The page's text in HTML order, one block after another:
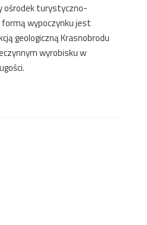
ośrodek turystyczno-
wypoczynku jest
geologiczną Krasnobrodu
wyrobisku w